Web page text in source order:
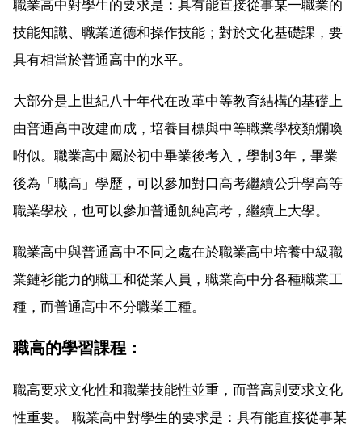
職業高中對學生的要求是：具有能直接從事某一職業的
技能知識、職業道德和操作技能；對於文化基礎課，要
具有相當於普通高中的水平。
大部分是上世紀八十年代在改革中等教育結構的基礎上
由普通高中改建而成，培養目標與中等職業學校類爛喚
咐似。職業高中屬於初中畢業後考入，學制3年，畢業
後為「職高」學歷，可以參加對口高考繼續公升學高等
職業學校，也可以參加普通飢純高考，繼續上大學。
職業高中與普通高中不同之處在於職業高中培養中級職
業鏈衫能力的職工和從業人員，職業高中分各種職業工
種，而普通高中不分職業工種。
職高的學習課程：
職高要求文化性和職業技能性並重，而普高則要求文化
性重要。 職業高中對學生的要求是：具有能直接從事某